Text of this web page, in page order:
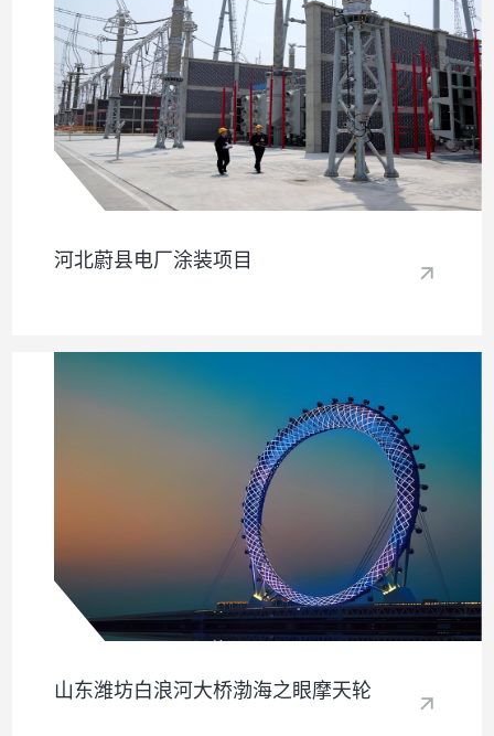
河北蔚县电厂涂装项目
山东潍坊白浪河大桥渤海之眼摩天轮